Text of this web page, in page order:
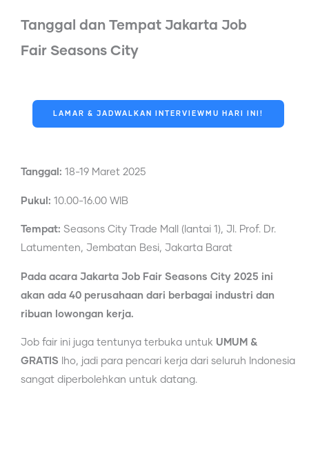
Tanggal dan Tempat Jakarta Job
Fair Seasons City
LAMAR & JADWALKAN INTERVIEWMU HARI INI!
Tanggal: 18-19 Maret 2025
Pukul: 10.00-16.00 WIB
Tempat: Seasons City Trade Mall (lantai 1), Jl. Prof. Dr.
Latumenten, Jembatan Besi, Jakarta Barat
Pada acara Jakarta Job Fair Seasons City 2025 ini
akan ada 40 perusahaan dari berbagai industri dan
ribuan lowongan kerja.
Job fair ini juga tentunya terbuka untuk UMUM &
GRATIS lho, jadi para pencari kerja dari seluruh Indonesia
sangat diperbolehkan untuk datang.